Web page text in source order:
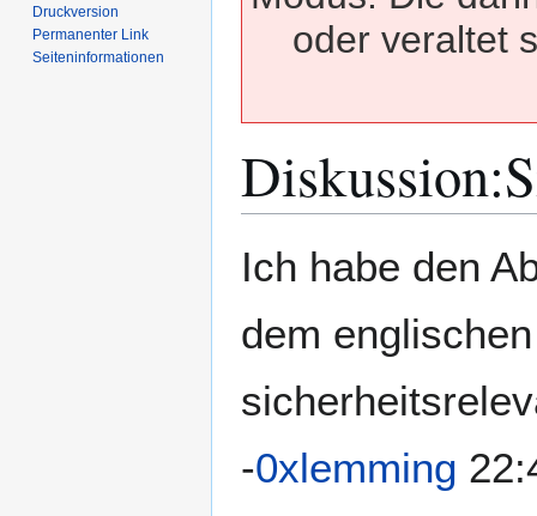
oder veraltet
Diskussion:
Navigation
Suche
Ich habe den
dem
-0xlemming
Druckversion
Permanenter Link
Seiten­­informationen